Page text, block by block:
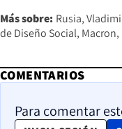
Más sobre: Rusia
de Diseño Social Macron
COMENTARIOS
Para comentar